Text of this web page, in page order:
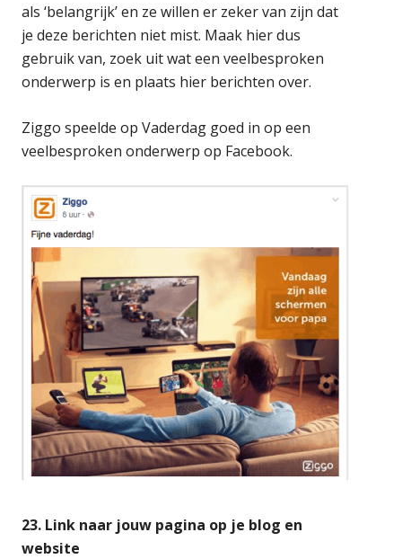
als ‘belangrijk’ en ze willen er zeker van zijn dat
je deze berichten niet mist. Maak hier dus
gebruik van, zoek uit wat een veelbesproken
onderwerp is en plaats hier berichten over.
Ziggo speelde op Vaderdag goed in op een
veelbesproken onderwerp op Facebook.
23. Link naar jouw pagina op je blog en
website